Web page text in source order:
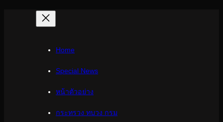
Home
Special News
หน้าตัวอย่าง
กระทรวง ทบวง กรม